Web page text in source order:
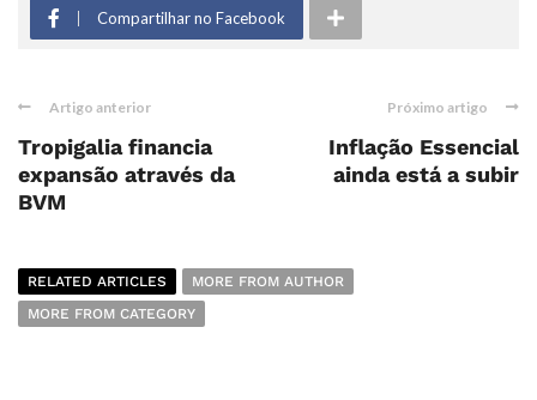
Compartilhar no Facebook
Artigo anterior
Tropigalia financia
expansão através da
BVM
Próximo artigo
Inflação Essencial
ainda está a subir
RELATED ARTICLES
MORE FROM AUTHOR
MORE FROM CATEGORY